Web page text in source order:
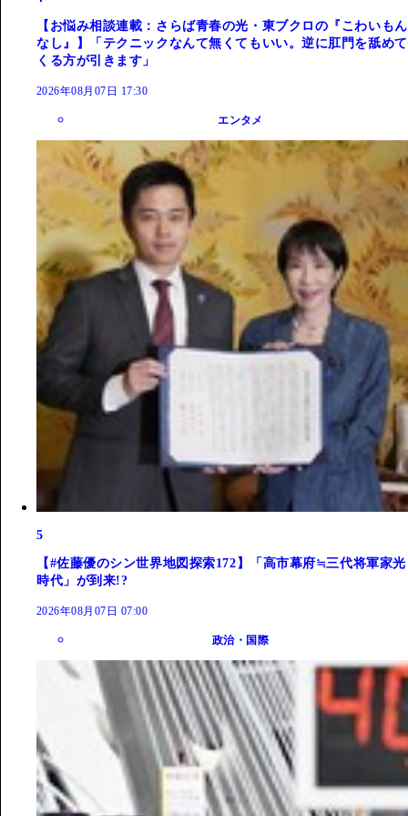
【お悩み相談連載：さらば青春の光・東ブクロの『こわいもん
なし』】「テクニックなんて無くてもいい。逆に肛門を舐めて
くる方が引きます」
2026年08月07日 17:30
エンタメ
5
【#佐藤優のシン世界地図探索172】「高市幕府≒三代将軍家光
時代」が到来!?
2026年08月07日 07:00
政治・国際